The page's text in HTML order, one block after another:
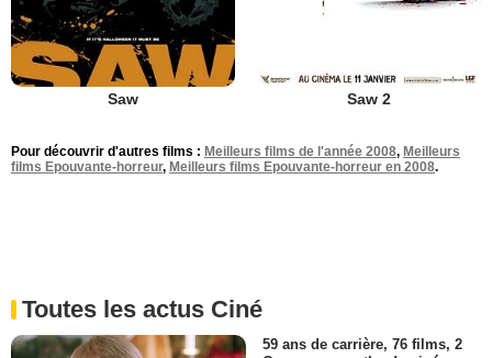
Saw Saw 2
Pour découvrir d'autres films : Meilleurs films de l'année 2008, Meilleurs
films Epouvante-horreur, Meilleurs films Epouvante-horreur en 2008.
Toutes les actus Ciné
59 ans de carrière, 76 films, 2